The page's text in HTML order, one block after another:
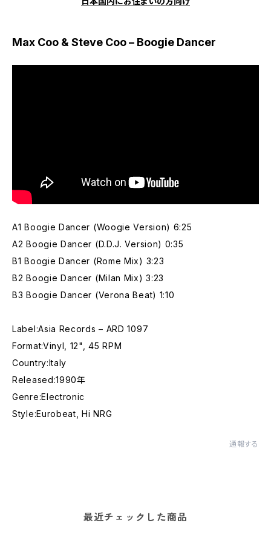
Max Coo & Steve Coo – Boogie Dancer
A1 Boogie Dancer (Woogie Version) 6:25
A2 Boogie Dancer (D.D.J. Version) 0:35
B1 Boogie Dancer (Rome Mix) 3:23
B2 Boogie Dancer (Milan Mix) 3:23
B3 Boogie Dancer (Verona Beat) 1:10
Label:Asia Records – ARD 1097
Format:Vinyl, 12", 45 RPM
Country:Italy
Released:1990年
Genre:Electronic
Style:Eurobeat, Hi NRG
通報する
最近チェックした商品